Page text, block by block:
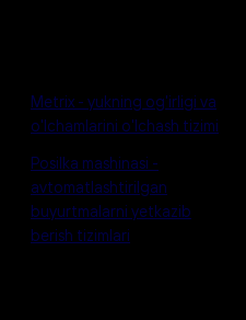
Metrix - yukning og'irligi va
o'lchamlarini o'lchash tizimi
Posilka mashinasi -
avtomatlashtirilgan
buyurtmalarni yetkazib
berish tizimlari